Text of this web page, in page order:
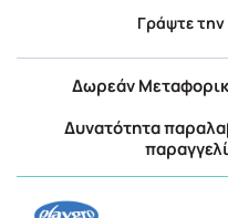
Γράψτε
Δωρεάν
Δυνατότητα